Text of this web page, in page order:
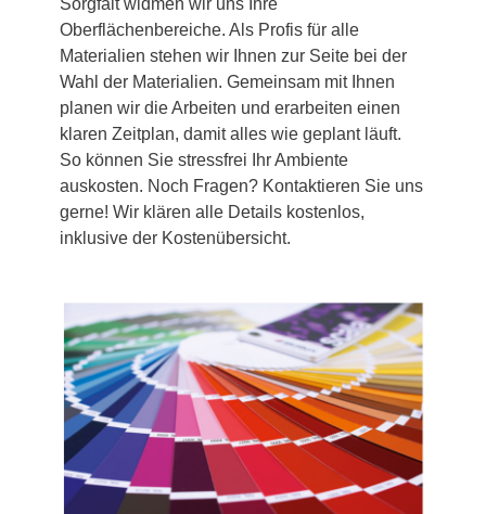
Sorgfalt widmen wir uns Ihre
Oberflächenbereiche. Als Profis für alle
Materialien stehen wir Ihnen zur Seite bei der
Wahl der Materialien. Gemeinsam mit Ihnen
planen wir die Arbeiten und erarbeiten einen
klaren Zeitplan, damit alles wie geplant läuft.
So können Sie stressfrei Ihr Ambiente
auskosten. Noch Fragen? Kontaktieren Sie uns
gerne! Wir klären alle Details kostenlos,
inklusive der Kostenübersicht.